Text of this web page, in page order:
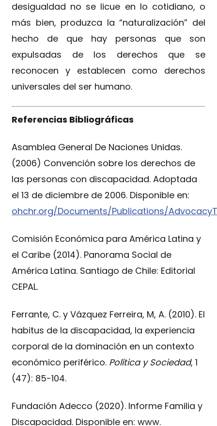
desigualdad no se licue en lo cotidiano, o
más bien, produzca la “naturalización” del
hecho de que hay personas que son
expulsadas de los derechos que se
reconocen y establecen como derechos
universales del ser humano.
Referencias Bibliográficas
Asamblea General De Naciones Unidas.
(2006) Convención sobre los derechos de
las personas con discapacidad. Adoptada
el 13 de diciembre de 2006. Disponible en:
ohchr.org/Documents/Publications/
Comisión Económica para América Latina y
el Caribe (2014). Panorama Social de
América Latina. Santiago de Chile: Editorial
CEPAL.
Ferrante, C. y Vázquez Ferreira, M, A. (2010). El
habitus de la discapacidad, la experiencia
corporal de la dominación en un contexto
económico periférico. Política y Sociedad, 1
(47): 85-104.
Fundación Adecco (2020). Informe Familia y
Discapacidad. Disponible en: www.